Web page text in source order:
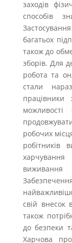
заходів
способів
багатьох
також до
зборів. Для
робота та
стали
працівники
робочих
робітників
свій внесок
також
до безпеки
Харчова